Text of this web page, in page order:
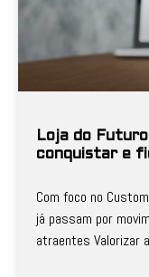
Loja do
conquistar e
Com foco no
já passam por
atraentes Valorizar